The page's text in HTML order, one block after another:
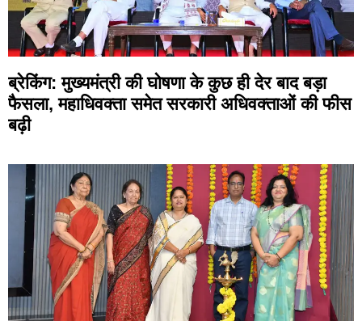
ब्रेकिंग: मुख्यमंत्री की घोषणा के कुछ ही देर बाद बड़ा
फैसला, महाधिवक्ता समेत सरकारी अधिवक्ताओं की फीस
बढ़ी